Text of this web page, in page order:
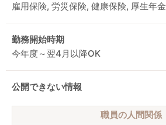
雇用保険, 労災保険, 健康保険, 厚生年金
勤務開始時期
今年度～翌4月以降OK
公開できない情報
職員の人間関係